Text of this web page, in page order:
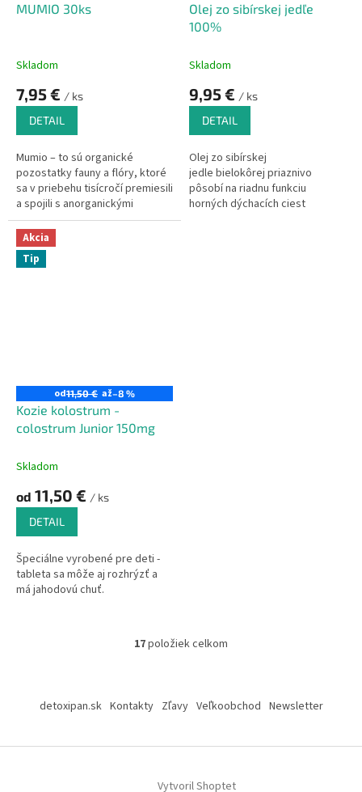
MUMIO 30ks
Skladom
7,95 € / ks
DETAIL
Mumio – to sú organické
pozostatky fauny a flóry, ktoré
sa v priebehu tisícročí premiesili
a spojili s anorganickými
skalnými minerálmi.
Olej zo sibírskej jedľe
100%
Skladom
9,95 € / ks
DETAIL
Olej zo sibírskej
jedle bielokôrej priaznivo
pôsobí na riadnu funkciu
horných dýchacích ciest
Akcia
Tip
od11,50 € až–8 %
Kozie kolostrum -
colostrum Junior 150mg
Skladom
od 11,50 € / ks
DETAIL
Špeciálne vyrobené pre deti -
tableta sa môže aj rozhrýzť a
má jahodovú chuť.
O
d
c
17položiek celkom
detoxipan.sk Kontakty Zľavy Veľkoobchod Newsletter
Vytvoril Shoptet